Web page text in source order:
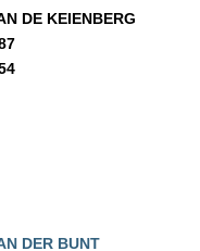
DE KEIENBERG
DER BUNT